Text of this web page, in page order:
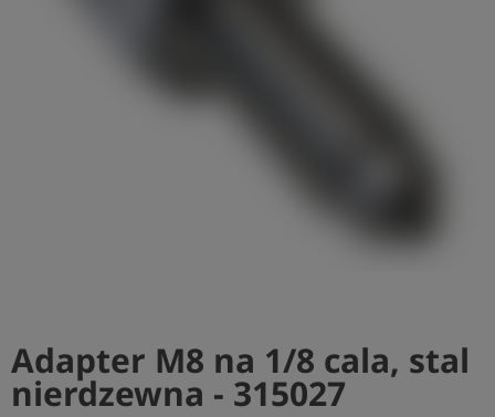
Adapter M8 na 1/8 cala, stal
nierdzewna - 315027